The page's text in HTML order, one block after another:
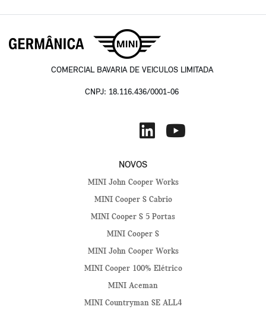
COMERCIAL BAVARIA DE VEICULOS LIMITADA
CNPJ: 18.116.436/0001-06
NOVOS
MINI John Cooper Works
MINI Cooper S Cabrio
MINI Cooper S 5 Portas
MINI Cooper S
MINI John Cooper Works
MINI Cooper 100% Elétrico
MINI Aceman
MINI Countryman SE ALL4